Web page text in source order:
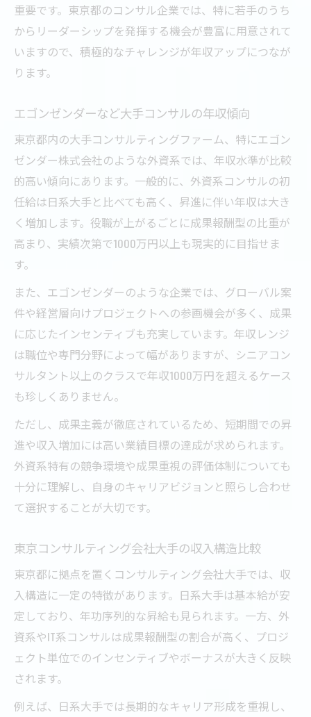
重要です。東京都のコンサル企業では、特に若手のうち
からリーダーシップを発揮する機会が豊富に用意されて
いますので、積極的なチャレンジが年収アップにつなが
ります。
エゴンゼンダーなど大手コンサルの年収傾向
東京都内の大手コンサルティングファーム、特にエゴン
ゼンダー株式会社のような外資系では、年収水準が比較
的高い傾向にあります。一般的に、外資系コンサルの初
任給は日系大手と比べても高く、昇進に伴い年収は大き
く増加します。役職が上がるごとに成果報酬型の比重が
高まり、実績次第で1000万円以上も現実的に目指せま
す。
また、エゴンゼンダーのような企業では、グローバル案
件や経営層向けプロジェクトへの参画機会が多く、成果
に応じたインセンティブも充実しています。年収レンジ
は職位や専門分野によって幅がありますが、シニアコン
サルタント以上のクラスで年収1000万円を超えるケース
も珍しくありません。
ただし、成果主義が徹底されているため、短期間での昇
進や収入増加には高い業績目標の達成が求められます。
外資系特有の競争環境や成果重視の評価体制についても
十分に理解し、自身のキャリアビジョンと照らし合わせ
て選択することが大切です。
東京コンサルティング会社大手の収入構造比較
東京都に拠点を置くコンサルティング会社大手では、収
入構造に一定の特徴があります。日系大手は基本給が安
定しており、年功序列的な昇給も見られます。一方、外
資系やIT系コンサルは成果報酬型の割合が高く、プロジ
ェクト単位でのインセンティブやボーナスが大きく反映
されます。
例えば、日系大手では長期的なキャリア形成を重視し、